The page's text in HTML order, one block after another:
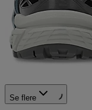
Se flere